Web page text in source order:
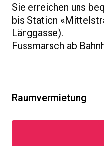
Sie erreichen uns
bis Station
Länggasse).
Fussmarsch ab
Raumvermietung